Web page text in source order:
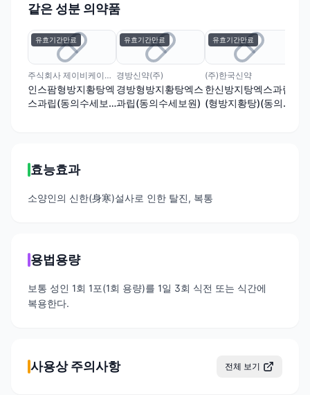
같은 성분 의약품
유효기간만료
주식회사 제이비케이파마슈티컬
인스팜형방지황탕엑
스과립(동의수세보
유효기간만료
경방신약(주)
경방형방지황탕엑스
과립(동의수세보원)
유효기간만료
(주)한국신약
한신방지탕엑스과립
(형방지황탕)(동의수
효능효과
소양인의 신한(身寒)설사로 인한 탈진, 복통
용법용량
보통 성인 1회 1포(1회 용량)를 1일 3회 식전 또는 식간에
복용한다.
사용상 주의사항 전체 보기